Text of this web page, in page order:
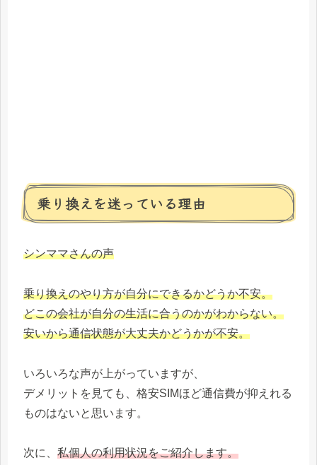
乗り換えを迷っている理由
シンママさんの声
乗り換えのやり方が自分にできるかどうか不安。
どこの会社が自分の生活に合うのかがわからない。
安いから通信状態が大丈夫かどうかが不安。
いろいろな声が上がっていますが、
デメリットを見ても、格安SIMほど通信費が抑えれる
ものはないと思います。
次に、 私個人の利用状況をご紹介します。